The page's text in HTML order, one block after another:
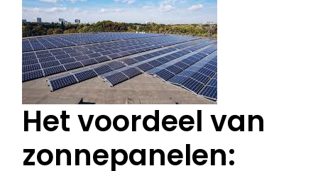
Het voordeel van
zonnepanelen: